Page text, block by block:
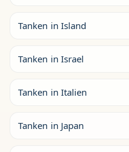
Tanken in Island
Tanken in Israel
Tanken in Italien
Tanken in Japan